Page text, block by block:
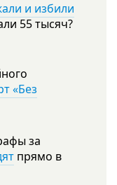
и избили
55тысяч?
«Без
за
прямо в